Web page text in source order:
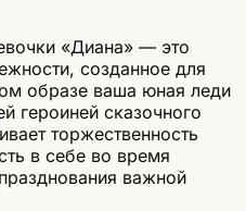
«Диана» — это
созданное для
образе ваша юная леди
героиней сказочного
торжественность
в себе во время
важной